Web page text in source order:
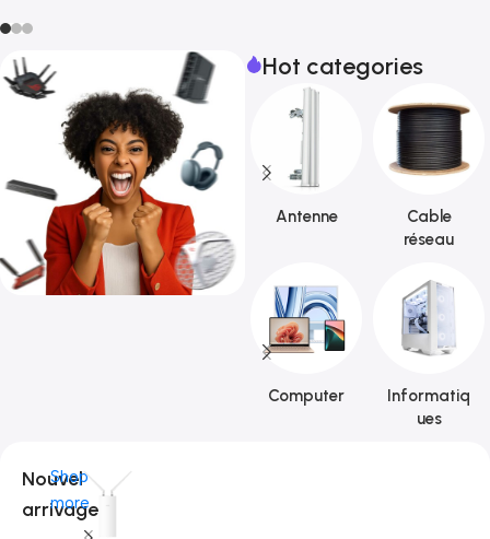
Hot categories
Antenne
Cable
réseau
Computer
Informatiq
ues
Nouvel
arrivage
Shop
more